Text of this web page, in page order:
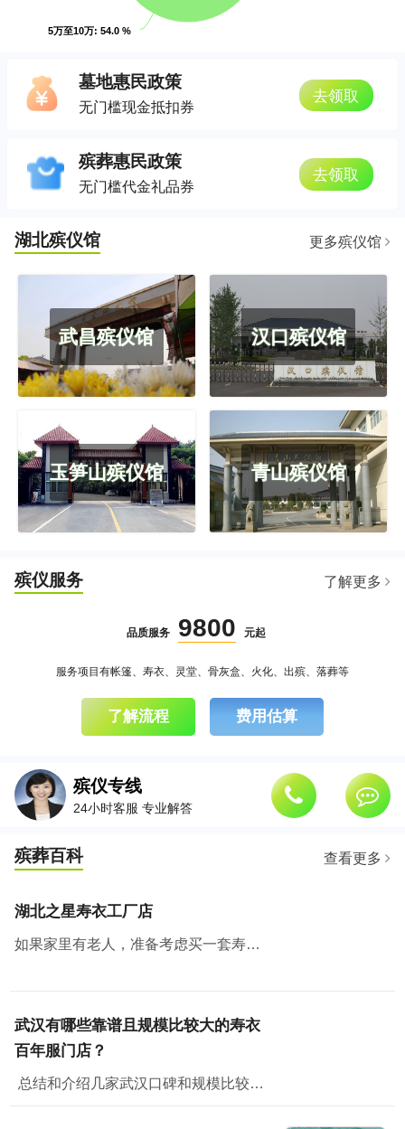
5万至10万: 54.0 %
墓地惠民政策
无门槛现金抵扣券
去领取
殡葬惠民政策
无门槛代金礼品券
去领取
湖北殡仪馆 更多殡仪馆
武昌殡仪馆 汉口殡仪馆
玉笋山殡仪馆 青山殡仪馆
殡仪服务 了解更多
品质服务 9800 元起
服务项目有帐篷、寿衣、灵堂、骨灰盒、火化、出殡、落葬等
了解流程 费用估算
殡仪专线
24小时客服 专业解答
殡葬百科 查看更多
湖北之星寿衣工厂店
如果家里有老人，准备考虑买一套寿衣纳福添寿，那么武汉有个地方绝对值得去看看。湖北之星工厂云仓，也是白小邻和白店邻里的工厂店所在地。
武汉有哪些靠谱且规模比较大的寿衣
百年服门店？
总结和介绍几家武汉口碑和规模比较好的门店，从门店规模、面积、产品丰富程度、价格、政策和售后各方面评测，供大家参考。一、湖北之星工厂云仓湖北之星工厂云仓位...